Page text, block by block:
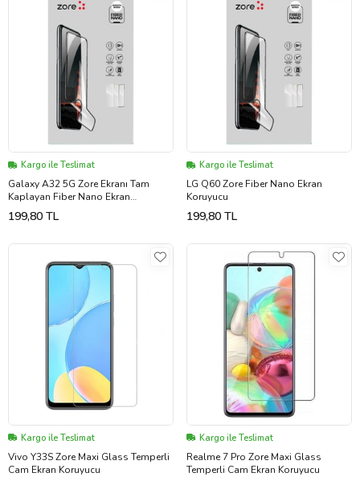
Kargo ile Teslimat
Galaxy A32 5G Zore Ekranı Tam
Kaplayan Fiber Nano Ekran
Koruyucu (Siyah)
199,80 TL
Kargo ile Teslimat
LG Q60 Zore Fiber Nano Ekran
Koruyucu
199,80 TL
Kargo ile Teslimat
Vivo Y33S Zore Maxi Glass Temperli
Cam Ekran Koruyucu
Kargo ile Teslimat
Realme 7 Pro Zore Maxi Glass
Temperli Cam Ekran Koruyucu